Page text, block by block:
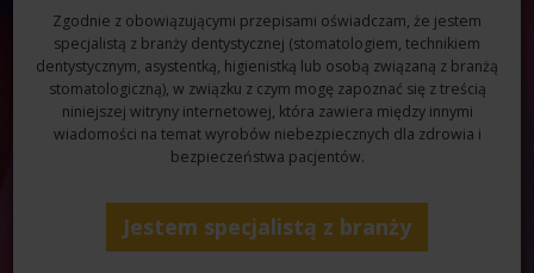
Zgodnie z obowiązującymi przepisami oświadczam, że jestem
specjalistą z branży dentystycznej (stomatologiem, technikiem
dentystycznym, asystentką, higienistką lub osobą związaną z branżą
stomatologiczną), w związku z czym mogę zapoznać się z treścią
niniejszej witryny internetowej, która zawiera między innymi
wiadomości na temat wyrobów niebezpiecznych dla zdrowia i
bezpieczeństwa pacjentów.
Jestem specjalistą z branży